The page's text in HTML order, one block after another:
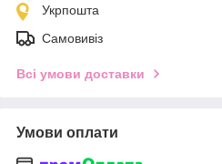
Укрпошта
Самовивіз
Всі умови доставки
Умови оплати